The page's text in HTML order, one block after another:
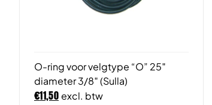
O-ring voor velgtype “O” 25″
diameter 3/8″ (Sulla)
€11,50 excl. btw